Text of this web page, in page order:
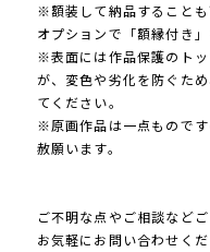
※額装して納品すること
オプションで「額縁付き
※表面には作品保護のト
が、変色や劣化を防ぐた
てください。
※原画作品は一点もので
赦願います。
ご不明な点やご相談などご
お気軽にお問い合わせくだ